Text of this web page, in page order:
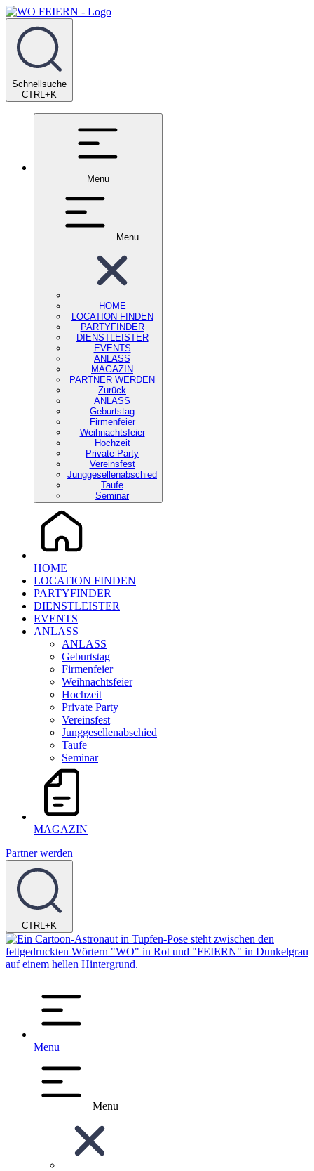
Schnellsuche
CTRL+K
Menu
Menu
HOME
LOCATION FINDEN
PARTYFINDER
DIENSTLEISTER
EVENTS
ANLASS
MAGAZIN
PARTNER WERDEN
Zurück
ANLASS
Geburtstag
Firmenfeier
Weihnachtsfeier
Hochzeit
Private Party
Vereinsfest
Junggesellenabschied
Taufe
Seminar
HOME
LOCATION FINDEN
PARTYFINDER
DIENSTLEISTER
EVENTS
ANLASS
ANLASS
Geburtstag
Firmenfeier
Weihnachtsfeier
Hochzeit
Private Party
Vereinsfest
Junggesellenabschied
Taufe
Seminar
MAGAZIN
Partner werden
CTRL+K
Menu
Menu